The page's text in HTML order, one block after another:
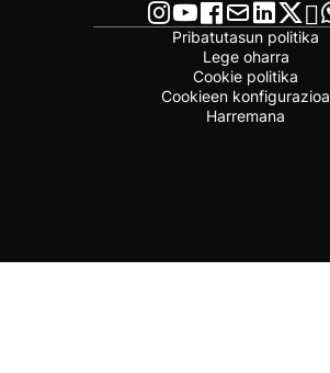
Pribatutasun politika
Lege oharra
Cookie politika
Cookieen konfigurazioa
Harremana